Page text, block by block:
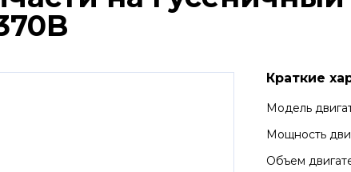
Краткие
Модель
Мощность
Объем